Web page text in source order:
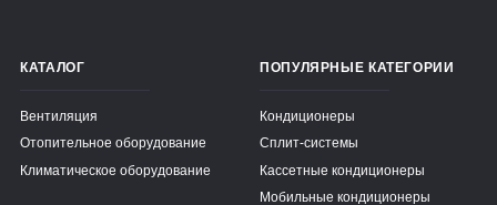
КАТАЛОГ
Вентиляция
Отопительное оборудование
Климатическое оборудование
ПОПУЛЯРНЫЕ КАТЕГОРИИ
Кондиционеры
Сплит-системы
Кассетные кондиционеры
Мобильные кондиционеры